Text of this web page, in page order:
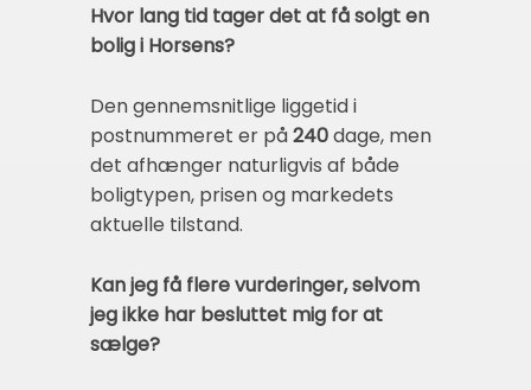
Hvor lang tid tager det at få solgt en
bolig i Horsens?
Den gennemsnitlige liggetid i
postnummeret er på240dage, men
det afhænger naturligvis af både
boligtypen, prisen og markedets
aktuelle tilstand.
Kan jeg få flere vurderinger, selvom
jeg ikke har besluttet mig for at
sælge?